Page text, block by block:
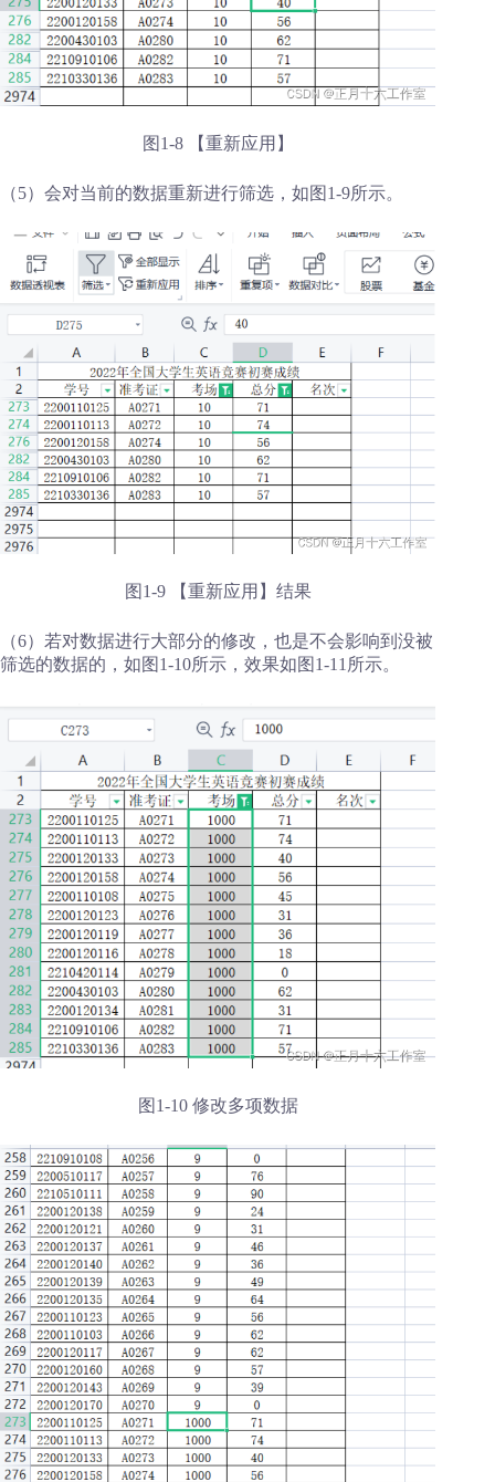
图1-8 【重新应用】
（5）会对当前的数据重新进行筛选，如图1-9所示。
图1-9 【重新应用】结果
（6）若对数据进行大部分的修改，也是不会影响到没被
筛选的数据的，如图1-10所示，效果如图1-11所示。
图1-10 修改多项数据